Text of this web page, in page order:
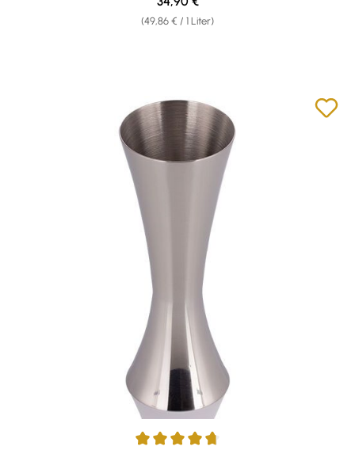
(49,86 € / 1 Liter)